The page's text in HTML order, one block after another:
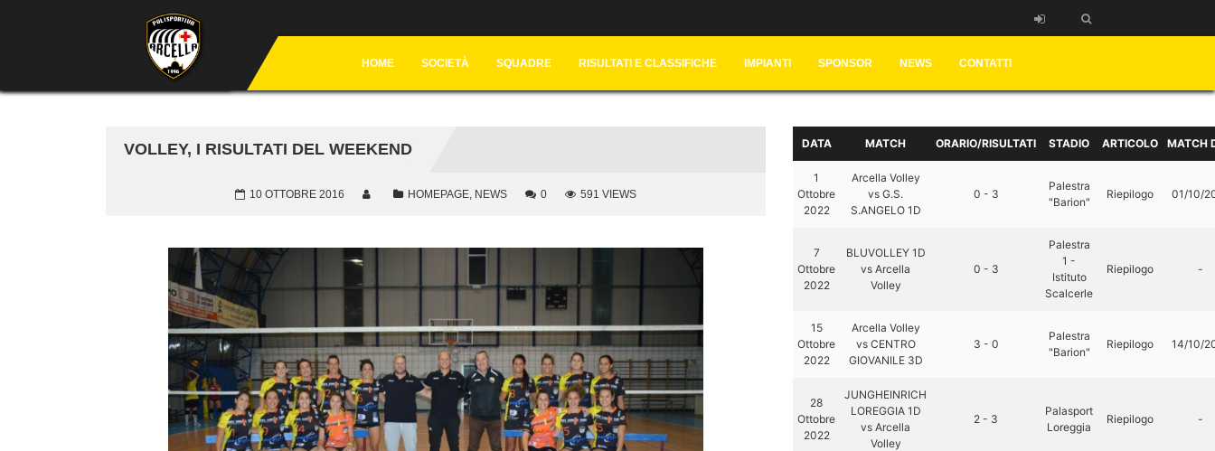
HOME SOCIETÀ SQUADRE RISULTATI E CLASSIFICHE IMPIANTI SPONSOR NEWS CONTATTI
VOLLEY, I RISULTATI DEL WEEKEND
10 OTTOBRE 2016 HOMEPAGE, NEWS 0 591 VIEWS
DATA MATCH ORARIO/RISULTATI STADIO ARTICOLO MATCH
1
Ottobre
2022
Arcella Volley
vs G.S.
S.ANGELO 1D
0 - 3
Palestra
"Barion"
Riepilogo 01/10/
7
Ottobre
2022
BLUVOLLEY 1D
vs Arcella
Volley
0 - 3
Palestra
1 -
Istituto
Scalcerle
Riepilogo -
15
Ottobre
2022
Arcella Volley
vs CENTRO
GIOVANILE 3D
3 - 0
Palestra
"Barion"
Riepilogo 14/10/
28
Ottobre
2022
JUNGHEINRICH
LOREGGIA 1D
vs Arcella
Volley
2 - 3
Palasport
Loreggia
Riepilogo -